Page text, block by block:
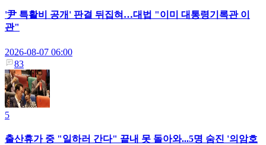
'尹 특활비 공개' 판결 뒤집혀…대법 "이미 대통령기록관 이
관"
2026-08-07 06:00
83
5
출산휴가 중 "일하러 간다" 끝내 못 돌아와...5명 숨진 '의암호